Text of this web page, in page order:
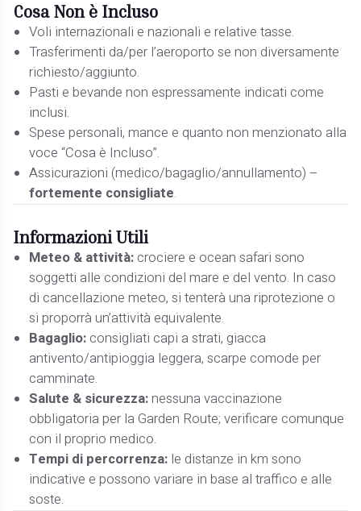
Cosa Non è Incluso
Voli internazionali e nazionali e relative tasse.
Trasferimenti da/per l’aeroporto se non diversamente
richiesto/aggiunto.
Pasti e bevande non espressamente indicati come
inclusi.
Spese personali, mance e quanto non menzionato alla
voce “Cosa è Incluso”.
Assicurazioni (medico/bagaglio/annullamento) –
fortemente consigliate.
Informazioni Utili
Meteo & attività:crociere e ocean safari sono
soggetti alle condizioni del mare e del vento. In caso
di cancellazione meteo, si tenterà una riprotezione o
si proporrà un’attività equivalente.
Bagaglio:consigliati capi a strati, giacca
antivento/antipioggia leggera, scarpe comode per
camminate.
Salute & sicurezza:nessuna vaccinazione
obbligatoria per la Garden Route; verificare comunque
con il proprio medico.
Tempi di percorrenza: le distanze in km sono
indicative e possono variare in base al traffico e alle
soste.